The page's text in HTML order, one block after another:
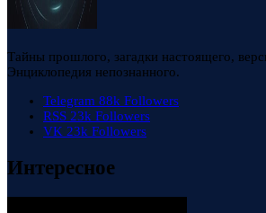
Тайны прошлого, загадки настоящего,
Энциклопедия непознанного.
Telegram 88k Followers
RSS 23k Followers
VK 23k Followers
Интересное